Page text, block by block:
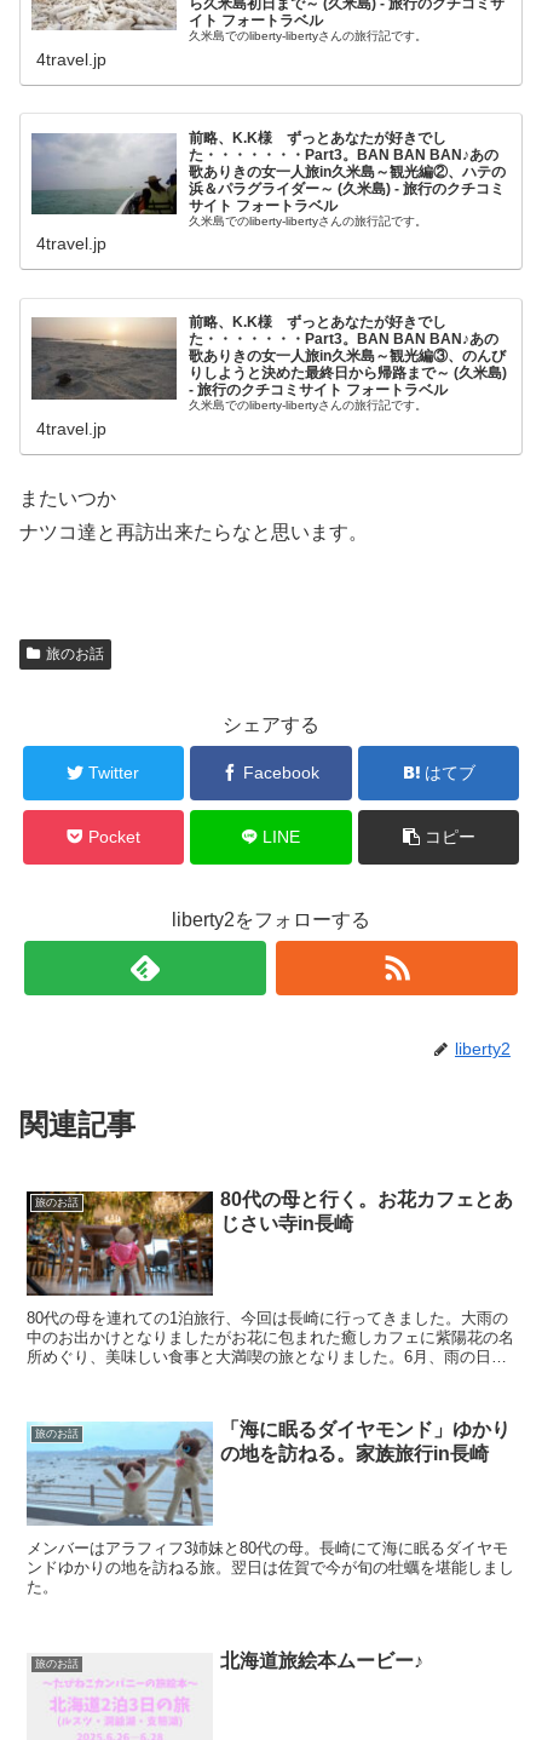
ら久米島初日まで～ (久米島) - 旅行のクチコミサ
イト フォートラベル
久米島でのliberty-libertyさんの旅行記です。
4travel.jp
前略、K.K様 ずっとあなたが好きでし
た・・・・・・・Part3。BAN BAN BAN♪あの
歌ありきの女一人旅in久米島～観光編②、ハテの
浜＆パラグライダー～ (久米島) - 旅行のクチコミ
サイト フォートラベル
久米島でのliberty-libertyさんの旅行記です。
4travel.jp
前略、K.K様 ずっとあなたが好きでし
た・・・・・・・Part3。BAN BAN BAN♪あの
歌ありきの女一人旅in久米島～観光編③、のんび
りしようと決めた最終日から帰路まで～ (久米島)
- 旅行のクチコミサイト フォートラベル
久米島でのliberty-libertyさんの旅行記です。
4travel.jp
またいつか
ナツコ達と再訪出来たらなと思います。
旅のお話
シェアする
Twitter Facebook はてブ
Pocket LINE コピー
liberty2をフォローする
liberty2
関連記事
旅のお話
80代の母と行く。お花カフェとあ
じさい寺in長崎
80代の母を連れての1泊旅行、今回は長崎に行ってきました。大雨の
中のお出かけとなりましたがお花に包まれた癒しカフェに紫陽花の名
所めぐり、美味しい食事と大満喫の旅となりました。6月、雨の日の
旅のお話
「海に眠るダイヤモンド」ゆかり
の地を訪ねる。家族旅行in長崎
メンバーはアラフィフ3姉妹と80代の母。長崎にて海に眠るダイヤモ
ンドゆかりの地を訪ねる旅。翌日は佐賀で今が旬の牡蠣を堪能しまし
た。
旅のお話 北海道旅絵本ムービー♪